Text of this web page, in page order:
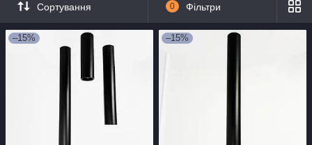
Сортування 0 Фільтри
–15% –15%